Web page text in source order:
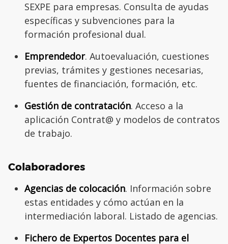
SEXPE para empresas. Consulta de ayudas
específicas y subvenciones para la
formación profesional dual.
Emprendedor. Autoevaluación, cuestiones
previas, trámites y gestiones necesarias,
fuentes de financiación, formación, etc.
Gestión de contratación. Acceso a la
aplicación Contrat@ y modelos de contratos
de trabajo.
Colaboradores
Agencias de colocación. Información sobre
estas entidades y cómo actúan en la
intermediación laboral. Listado de agencias.
Fichero de Expertos Docentes para el